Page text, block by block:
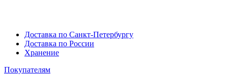
Доставка по Санкт-Петербургу
Доставка по России
Хранение
Покупателям